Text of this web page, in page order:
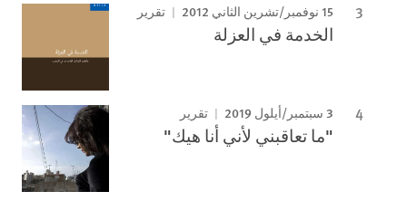
15 نوفمبر/تشرين الثاني 2012 تقرير
الخدمة في العزلة
3 سبتمبر/أيلول 2019 تقرير
"ما تعاقبني لأني أنا هيك"